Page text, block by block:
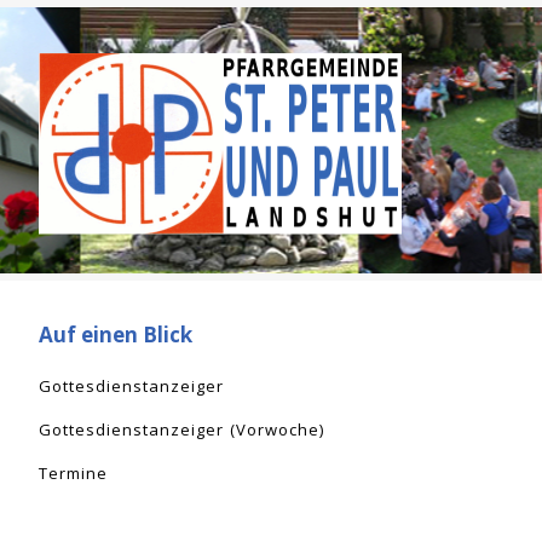
Auf einen Blick
Gottesdienstanzeiger
Gottesdienstanzeiger (Vorwoche)
Termine